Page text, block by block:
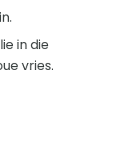
in die
vries.